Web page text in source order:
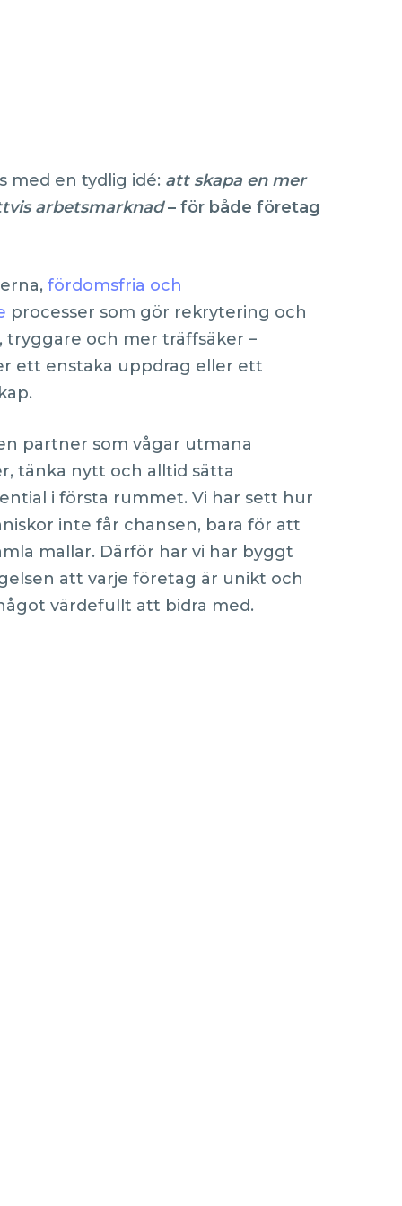
med en tydlig idé: att skapa en mer
arbetsmarknad– för både företag
fördomsfria och
processer som gör rekrytering och
och mer träffsäker –
ett enstaka uppdrag eller ett
partner som vågar utmana
tänka nytt och alltid sätta
i första rummet. Vi har sett hur
inte får chansen, bara för att
mallar. Därför har vi har byggt
att varje företag är unikt och
värdefullt att bidra med.